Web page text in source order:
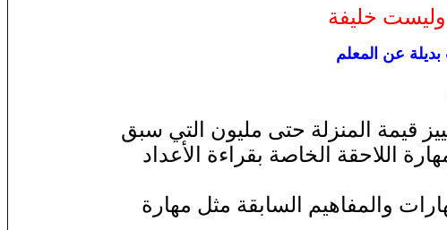
وليست خليفة
عن المعلم
قيمة المنزلة حتى مليون التي سبق
اللاحقة الخاصة بقراءة الأعداد
والمفاهيم السابقة مثل مهارة